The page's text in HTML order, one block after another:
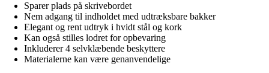
Sparer plads på skrivebordet
Nem adgang til indholdet med udtræksbare bakker
Elegant og rent udtryk i hvidt stål og kork
Kan også stilles lodret for opbevaring
Inkluderer 4 selvklæbende beskyttere
Materialerne kan være genanvendelige